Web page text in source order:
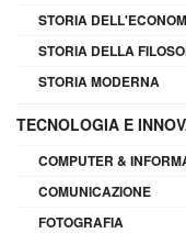
STORIA
STORIA DELLA
STORIA MODERNA
TECNOLOGIA E
COMPUTER &
COMUNICAZIONE
FOTOGRAFIA